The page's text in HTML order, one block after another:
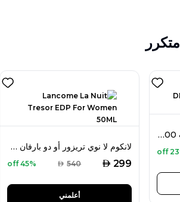
لانكوم لا نوي تريزور أو دو بارفان 50 مل للنساء
AED 299
AED 540
45% off
أعلمني
ديكني إنيرجايزينغ أو دو تواليت 100 مل للنساء